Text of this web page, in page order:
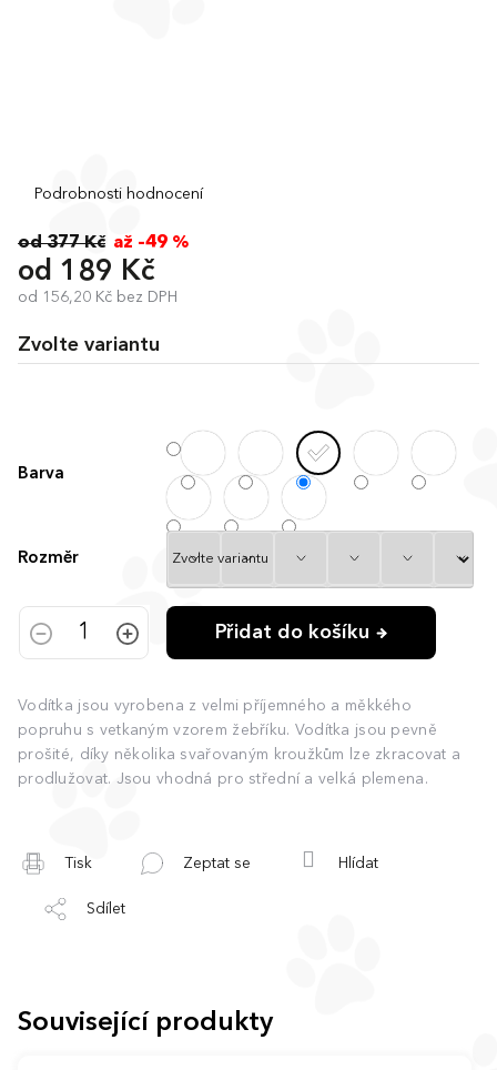
Průměrné
produktu
0,0
z
hvězdiček.
Podrobnosti hodnocení
od 377 Kč až –49 %
od 189 Kč
od 156,20 Kč bez DPH
Zvolte variantu
Barva
Rozměr
Přidat do košíku
Vodítka jsou vyrobena z velmi příjemného a měkkého
popruhu s vetkaným vzorem žebříku. Vodítka jsou pevně
prošité, díky několika svařovaným kroužkům lze zkracovat a
prodlužovat. Jsou vhodná pro střední a velká plemena.
Tisk Zeptat se Hlídat
Sdílet
Související produkty